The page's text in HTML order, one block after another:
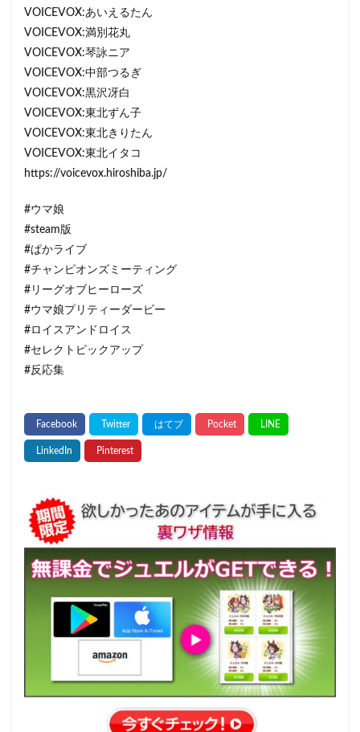
VOICEVOX:あいえるたん
VOICEVOX:満別花丸
VOICEVOX:琴詠ニア
VOICEVOX:中部つるぎ
VOICEVOX:黒沢冴白
VOICEVOX:東北ずん子
VOICEVOX:東北きりたん
VOICEVOX:東北イタコ
https://voicevox.hiroshiba.jp/
#ウマ娘
#steam版
#ぱかライブ
#チャンピオンズミーティング
#リーグオブヒーローズ
#ウマ娘プリティーダービー
#ロイスアンドロイス
#セレクトピックアップ
#反応集